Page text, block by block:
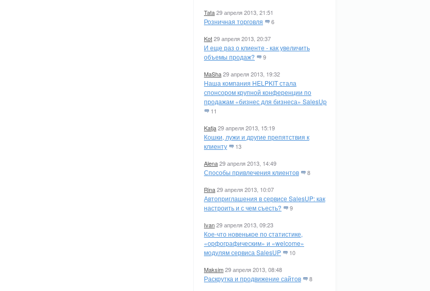
Tata29 апреля 2013, 21:51
Розничная торговля 6
Kot29 апреля 2013, 20:37
И еще раз о клиенте - как увеличить
объемы продаж?
9
MaSha29 апреля 2013, 19:32
Наша компания HELPKIT стала
спонсором крупной конференции по
продажам «бизнес для бизнеса» SalesUp
11
Katja29 апреля 2013, 15:19
Кошки, лужи и другие препятствия к
клиенту
13
Alena29 апреля 2013, 14:49
Способы привлечения клиентов 8
Rina29 апреля 2013, 10:07
Автоприглашения в сервисе SalesUP: как
настроить и с чем съесть?
9
Ivan29 апреля 2013, 09:23
Кое-что новенькое по статистике,
«орфографическим» и «welcome»
модулям сервиса SalesUP
10
Maksim29 апреля 2013, 08:48
Раскрутка и продвижение сайтов 8